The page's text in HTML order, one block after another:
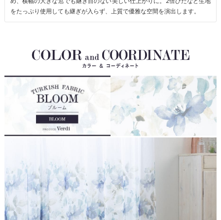
をたっぷり使用しても継ぎが入らず、上質で優雅な空間を演出します。